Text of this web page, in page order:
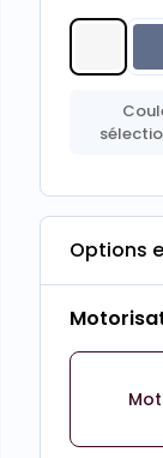
Options